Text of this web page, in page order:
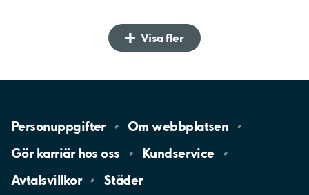
Visa fler
Personuppgifter Omwebbplatsen
Gör karriär hososs
Kundservice
Avtalsvillkor
Städer